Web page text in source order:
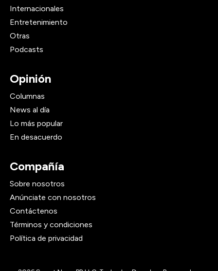
Internacionales
Entretenimiento
Otras
Podcasts
Opinión
Columnas
News al día
Lo más popular
En desacuerdo
Compañía
Sobre nosotros
Anúnciate con nosotros
Contáctenos
Términos y condiciones
Política de privacidad